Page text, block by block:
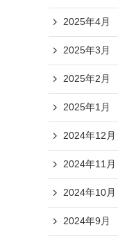
2025年4月
2025年3月
2025年2月
2025年1月
2024年12月
2024年11月
2024年10月
2024年9月